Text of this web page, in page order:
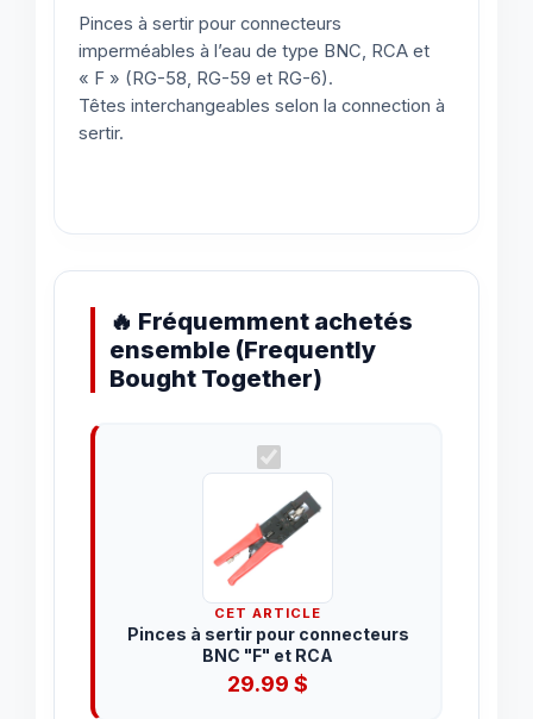
Pinces à sertir pour connecteurs
imperméables à l’eau de type BNC, RCA et
« F » (RG-58, RG-59 et RG-6).
Têtes interchangeables selon la connection à
sertir.
🔥 Fréquemment achetés
ensemble (Frequently
Bought Together)
CET ARTICLE
Pinces à sertir pour connecteurs
BNC "F" et RCA
29.99$